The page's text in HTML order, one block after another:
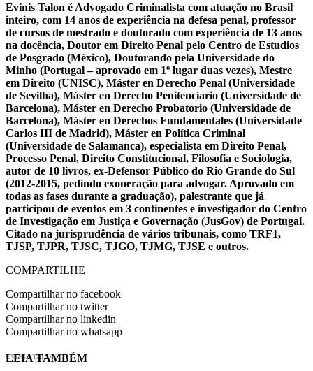
Evinis Talon é Advogado Criminalista com atuação no Brasil
inteiro, com 14 anos de experiência na defesa penal, professor
de cursos de mestrado e doutorado com experiência de 13 anos
na docência, Doutor em Direito Penal pelo Centro de Estudios
de Posgrado (México), Doutorando pela Universidade do
Minho (Portugal – aprovado em 1º lugar duas vezes), Mestre
em Direito (UNISC), Máster en Derecho Penal (Universidade
de Sevilha), Máster en Derecho Penitenciario (Universidade de
Barcelona), Máster en Derecho Probatorio (Universidade de
Barcelona), Máster en Derechos Fundamentales (Universidade
Carlos III de Madrid), Máster en Política Criminal
(Universidade de Salamanca), especialista em Direito Penal,
Processo Penal, Direito Constitucional, Filosofia e Sociologia,
autor de 10 livros, ex-Defensor Público do Rio Grande do Sul
(2012-2015, pedindo exoneração para advogar. Aprovado em
todas as fases durante a graduação), palestrante que já
participou de eventos em 3 continentes e investigador do Centro
de Investigação em Justiça e Governação (JusGov) de Portugal.
Citado na jurisprudência de vários tribunais, como TRF1,
TJSP, TJPR, TJSC, TJGO, TJMG, TJSE e outros.
COMPARTILHE
Compartilhar no facebook
Compartilhar no twitter
Compartilhar no linkedin
Compartilhar no whatsapp
EVINIS TALON
LEIA TAMBÉM